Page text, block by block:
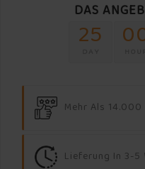
DAS
25
Mehr Als
Lieferung In 3-5